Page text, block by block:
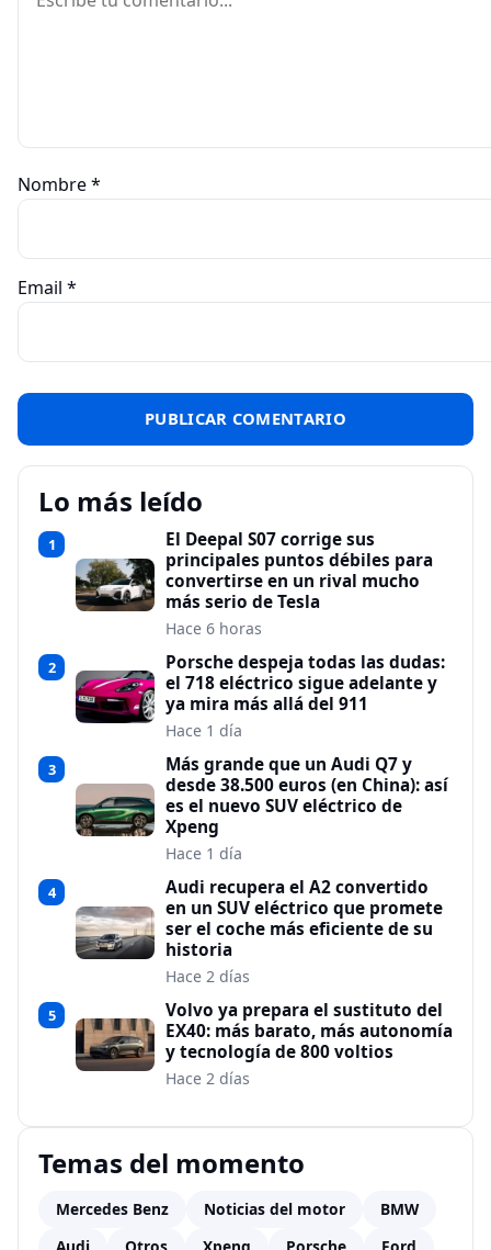
Nombre*
Email *
Lo más leído
1
El Deepal S07 corrige sus
principales puntos débiles para
convertirse en un rival mucho
más serio de Tesla
Hace 6 horas
2
Porsche despeja todas las dudas:
el 718 eléctrico sigue adelante y
ya mira más allá del 911
Hace 1 día
3
Más grande que un Audi Q7 y
desde 38.500 euros (en China): así
es el nuevo SUV eléctrico de
Xpeng
Hace 1 día
4
Audi recupera el A2 convertido
en un SUV eléctrico que promete
ser el coche más eficiente de su
historia
Hace 2 días
5
Volvo ya prepara el sustituto del
EX40: más barato, más autonomía
y tecnología de 800 voltios
Hace 2 días
Temas del momento
Mercedes Benz Noticias del motor
BMW
Audi
Otros Xpeng Porsche Ford